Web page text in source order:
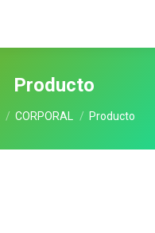
Producto
aquí:
CORPORAL Producto